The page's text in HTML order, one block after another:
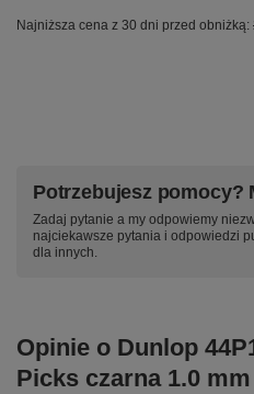
Najniższa cena z 30 dni przed obniżką:
Potrzebujesz pomocy?
Zadaj pytanie a my odpowiemy
najciekawsze pytania i odpowiedzi
dla innych.
Opinie o Dunlop
Picks czarna 1.0 mm